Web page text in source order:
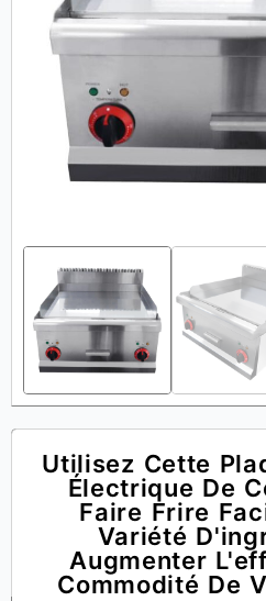
Utilisez Cette
Électrique De
Faire Frire
Variété
Augmenter
Commodité De